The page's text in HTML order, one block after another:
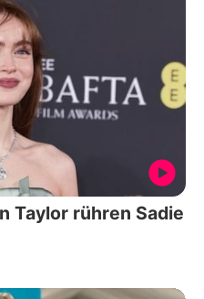
Taylor rühren Sadie